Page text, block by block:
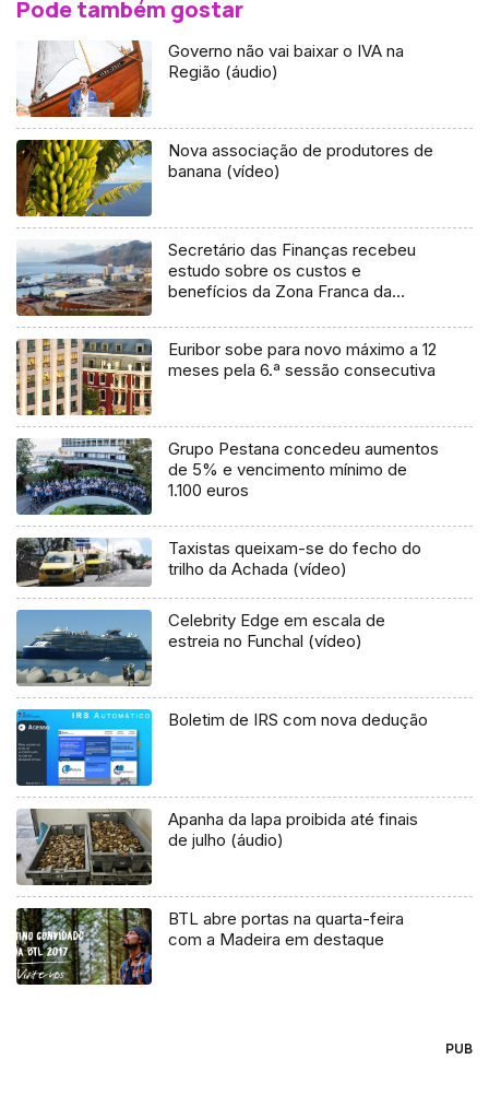
Pode também gostar
Governo não vai baixar o IVA na
Região (áudio)
Nova associação de produtores de
banana (vídeo)
Secretário das Finanças recebeu
estudo sobre os custos e
benefícios da Zona Franca da
Euribor sobe para novo máximo a 12
meses pela 6.ª sessão consecutiva
Grupo Pestana concedeu aumentos
de 5% e vencimento mínimo de
1.100 euros
Taxistas queixam-se do fecho do
trilho da Achada (vídeo)
Celebrity Edge em escala de
estreia no Funchal (vídeo)
Boletim de IRS com nova dedução
Apanha da lapa proibida até finais
de julho (áudio)
BTL abre portas na quarta-feira
com a Madeira em destaque
PUB